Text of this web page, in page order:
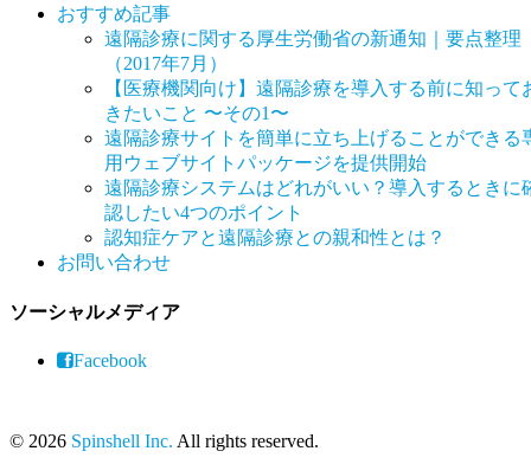
おすすめ記事
遠隔診療に関する厚生労働省の新通知｜要点整理
（2017年7月）
【医療機関向け】遠隔診療を導入する前に知って
きたいこと 〜その1〜
遠隔診療サイトを簡単に立ち上げることができる
用ウェブサイトパッケージを提供開始
遠隔診療システムはどれがいい？導入するときに
認したい4つのポイント
認知症ケアと遠隔診療との親和性とは？
お問い合わせ
ソーシャルメディア
Facebook
© 2026 Spinshell Inc. All rights reserved.